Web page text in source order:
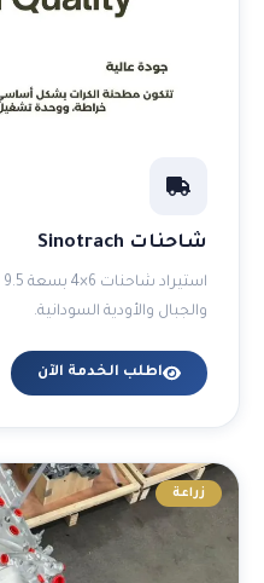
شاحنات Sinotrach
والجبال والأودية السودانية.
اطلب الخدمة الآن
زراعة